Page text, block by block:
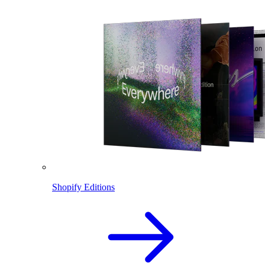
Shopify Editions